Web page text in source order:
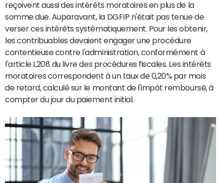
reçoivent aussi des intérêts moratoires en plus de la
somme due. Auparavant, la DGFIP n'était pas tenue de
verser ces intérêts systématiquement. Pour les obtenir,
les contribuables devaient engager une procédure
contentieuse contre l'administration, conformément à
l'article L208 du livre des procédures fiscales. Les intérêts
moratoires correspondent à un taux de 0,20% par mois
de retard, calculé sur le montant de l'impôt remboursé, à
compter du jour du paiement initial.